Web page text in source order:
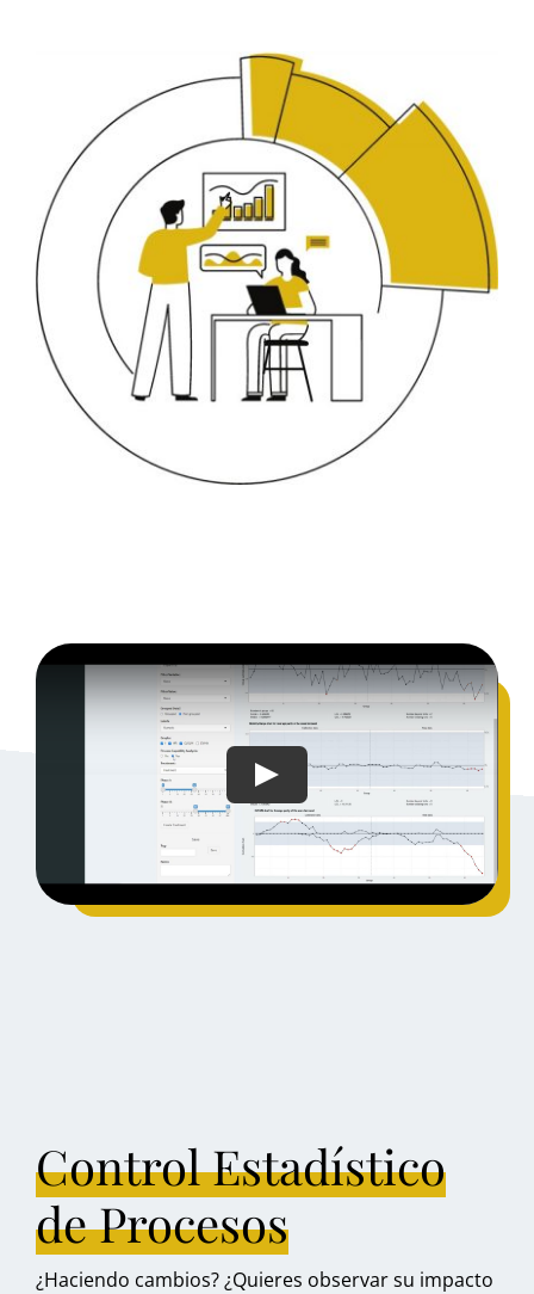
Control Estadístico
de Procesos
¿Haciendo cambios? ¿Quieres observar su impacto